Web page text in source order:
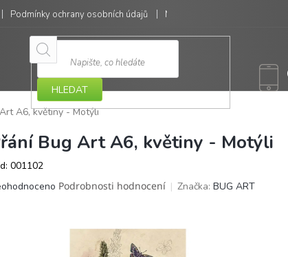
Podmínky ochrany osobních údajů Moje objednávka
HLEDAT
A6, květiny - Motýli
Bug Art A6, květiny - Motýli
001102
Podrobnosti hodnocení Značka: BUG ART